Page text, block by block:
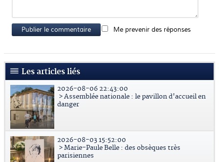
Publier le commentaire Me prevenir des réponses
Les articles liés
2026-08-06 22:43:00
> Assemblée nationale : le pavillon d'accueil en
danger
2026-08-03 15:52:00
> Marie-Paule Belle : des obsèques très
parisiennes